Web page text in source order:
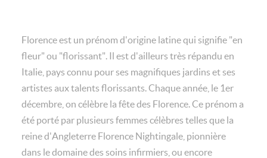
Florence est un prénom d'origine latine qui signifie "en
fleur" ou "florissant". Il est d'ailleurs très répandu en
Italie, pays connu pour ses magnifiques jardins et ses
artistes aux talents florissants. Chaque année, le 1er
décembre, on célèbre la fête des Florence. Ce prénom a
été porté par plusieurs femmes célèbres telles que la
reine d'Angleterre Florence Nightingale, pionnière
dans le domaine des soins infirmiers, ou encore